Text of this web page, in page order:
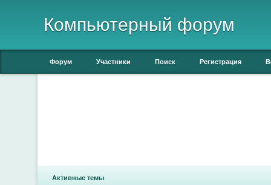
Компьютерный форум
Форум Участники Поиск Регистрация
Активные темы